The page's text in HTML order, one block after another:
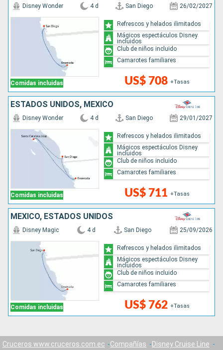
Comidas incluidas
Disney Wonder 4 d San Diego 26/02/2027
US$ 708 +Tasas
Refrescos y helados ilimitados
Mágicos espectáculos Disney
incluidos
Club de niños incluido
Camarotes familiares
ESTADOS UNIDOS, MÉXICO
Comidas incluidas
Disney Wonder 4 d San Diego 29/01/2027
US$ 711 +Tasas
Refrescos y helados ilimitados
Mágicos espectáculos Disney
incluidos
Club de niños incluido
Camarotes familiares
MÉXICO, ESTADOS UNIDOS
Comidas incluidas
Disney Magic 4 d San Diego 25/09/2026
US$ 762 +Tasas
Refrescos y helados ilimitados
Mágicos espectáculos Disney
incluidos
Club de niños incluido
Camarotes familiares
Cruceros www.cruceros.com.ec Compañías
Disney Cruise Line